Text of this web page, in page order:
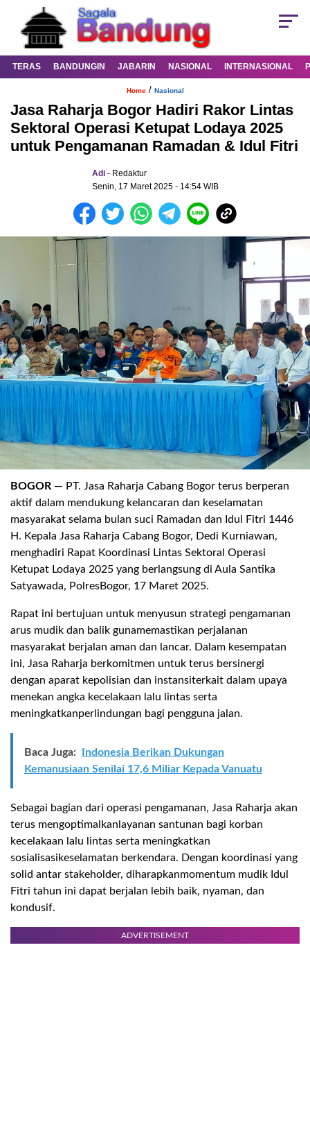
TERAS BANDUNGIN JABARIN NASIONAL INTERNASIONAL
Home/ Nasional
Jasa Raharja Bogor Hadiri Rakor Lintas
Sektoral Operasi Ketupat Lodaya 2025
untuk Pengamanan Ramadan & Idul Fitri
Adi - Redaktur
Senin, 17 Maret 2025 - 14:54 WIB
BOGOR — PT. Jasa Raharja Cabang Bogor terus berperan
aktif dalam mendukung kelancaran dan keselamatan
masyarakat selama bulan suci Ramadan dan Idul Fitri 1446
H. Kepala Jasa Raharja Cabang Bogor, Dedi Kurniawan,
menghadiri Rapat Koordinasi Lintas Sektoral Operasi
Ketupat Lodaya 2025 yang berlangsung di Aula Santika
Satyawada, PolresBogor, 17 Maret 2025.
Rapat ini bertujuan untuk menyusun strategi pengamanan
arus mudik dan balik gunamemastikan perjalanan
masyarakat berjalan aman dan lancar. Dalam kesempatan
ini, Jasa Raharja berkomitmen untuk terus bersinergi
dengan aparat kepolisian dan instansiterkait dalam upaya
menekan angka kecelakaan lalu lintas serta
meningkatkanperlindungan bagi pengguna jalan.
Baca Juga:
Indonesia Berikan Dukungan
Kemanusiaan Senilai 17,6 Miliar Kepada Vanuatu
Sebagai bagian dari operasi pengamanan, Jasa Raharja akan
terus mengoptimalkan layanan santunan bagi korban
kecelakaan lalu lintas serta meningkatkan
sosialisasikeselamatan berkendara. Dengan koordinasi yang
solid antar stakeholder, diharapkanmomentum mudik Idul
Fitri tahun ini dapat berjalan lebih baik, nyaman, dan
kondusif.
ADVERTISEMENT